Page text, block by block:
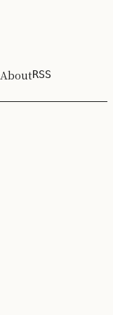
AboutRSS